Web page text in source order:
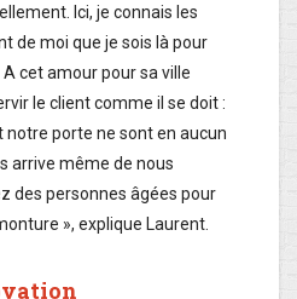
Ici, je connais les
de moi que je sois là pour
cet amour pour sa ville
le client comme il se doit :
notre porte ne sont en aucun
arrive même de nous
des personnes âgées pour
», explique Laurent.